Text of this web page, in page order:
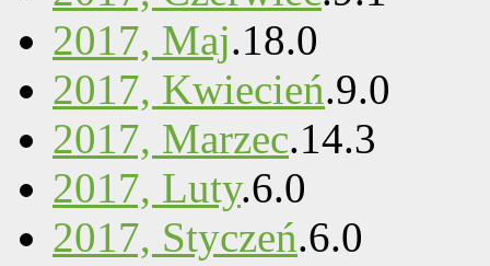
2017, Maj.18.0
2017, Kwiecień.9.0
2017, Marzec.14.3
2017, Luty.6.0
2017, Styczeń.6.0